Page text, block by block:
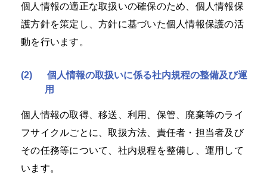
個人情報の適正な取扱いの確保のため、個人情報保
護方針を策定し、方針に基づいた個人情報保護の活
動を行います。
(2)
個人情報の取扱いに係る社内規程の整備及び運
用
個人情報の取得、移送、利用、保管、廃棄等のライ
フサイクルごとに、取扱方法、責任者・担当者及び
その任務等について、社内規程を整備し、運用して
います。